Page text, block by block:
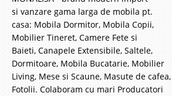
si vanzare gama larga de mobila pt.
casa: Mobila Dormitor, Mobila Copii,
Mobilier Tineret, Camere Fete si
Baieti, Canapele Extensibile, Saltele,
Dormitoare, Mobila Bucatarie, Mobilier
Living, Mese si Scaune, Masute de cafea,
Fotolii. Colaboram cu mari Producatori